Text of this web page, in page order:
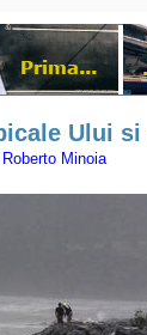
Ului si
Roberto Minoia